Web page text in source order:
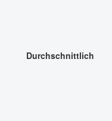
Durchschnittlich